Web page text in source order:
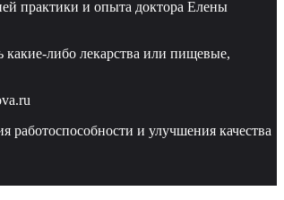
практики и опыта доктора Елены
либо лекарства или пищевые,
работоспособности и улучшения качества